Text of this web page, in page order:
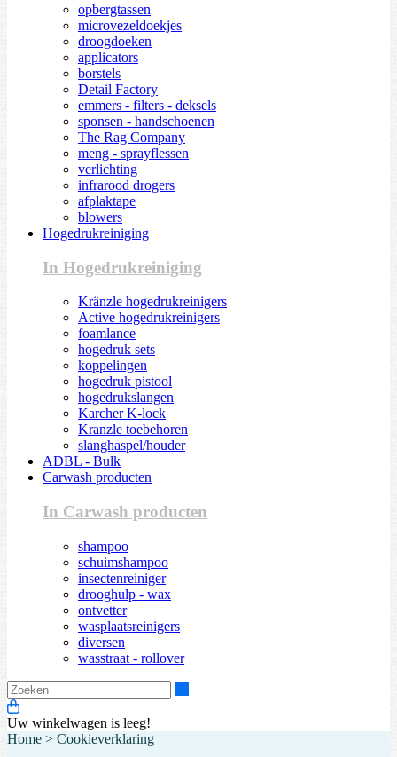
opbergtassen
microvezeldoekjes
droogdoeken
applicators
borstels
Detail Factory
emmers - filters - deksels
sponsen - handschoenen
The Rag Company
meng - sprayflessen
verlichting
infrarood drogers
afplaktape
blowers
Hogedrukreiniging
In Hogedrukreiniging
Kränzle hogedrukreinigers
Active hogedrukreinigers
foamlance
hogedruk sets
koppelingen
hogedruk pistool
hogedrukslangen
Karcher K-lock
Kranzle toebehoren
slanghaspel/houder
ADBL - Bulk
Carwash producten
In Carwash producten
shampoo
schuimshampoo
insectenreiniger
drooghulp - wax
ontvetter
wasplaatsreinigers
diversen
wasstraat - rollover
Uw winkelwagen is leeg!
Home > Cookieverklaring